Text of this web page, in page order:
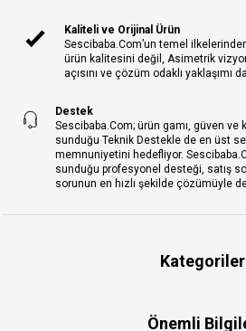
Kaliteli ve Orijinal Ürün
Sescibaba.Com’un temel
ürün kalitesini değil, Asimetrik
açısını ve çözüm odaklı yaklaşımı
Destek
Sescibaba.Com; ürün gamı, güven ve
sunduğu Teknik Destekle de en üst
memnuniyetini hedefliyor.
sunduğu profesyonel desteği, satış
sorunun en hızlı şekilde çözümüyle
Kategoriler
Önemli